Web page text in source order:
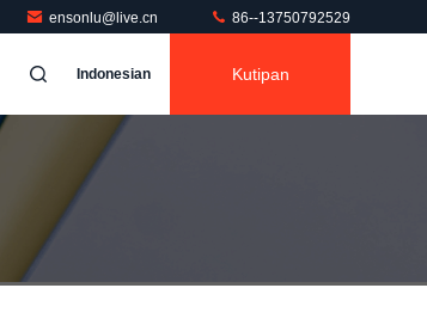
ensonlu@live.cn 86--13750792529
Indonesian Kutipan